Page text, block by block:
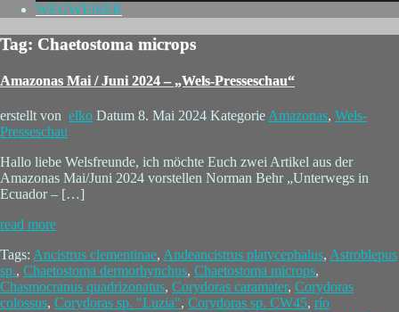
WEGWEISER
Tag: Chaetostoma microps
Amazonas Mai / Juni 2024 – „Wels-Presseschau“
erstellt von elko Datum 8. Mai 2024 Kategorie Amazonas, Wels-
Presseschau
Hallo liebe Welsfreunde, ich möchte Euch zwei Artikel aus der
Amazonas Mai/Juni 2024 vorstellen Norman Behr „Unterwegs in
Ecuador – […]
read more
Tags: Ancistrus clementinae, Andeancistrus platycephalus, Astroblepus
sp., Chaetostoma dermorhynchus, Chaetostoma microps,
Chasmocranus quadrizonatus, Corydoras caramater, Corydoras
colossus, Corydoras sp. "Luzia", Corydoras sp. CW45, río